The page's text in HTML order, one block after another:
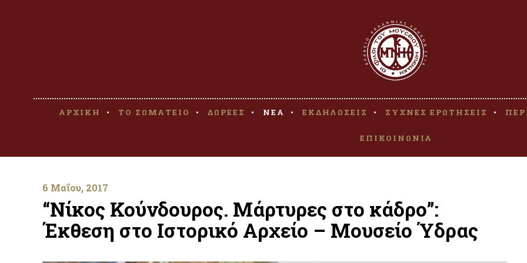
ΑΡΧΙΚΗ ΤΟ ΣΩΜΑΤΕΙΟ ΔΩΡΕΕΣ ΝΕΑ ΕΚΔΗΛΩΣΕΙΣ ΣΥΧΝΕΣ ΕΡΩΤΗΣΕΙΣ
ΕΠΙΚΟΙΝΩΝΙΑ
6 Μαΐου, 2017
“Νίκος Κούνδουρος. Μάρτυρες στο κάδρο”:
Έκθεση στο Ιστορικό Αρχείο – Μουσείο Ύδρας